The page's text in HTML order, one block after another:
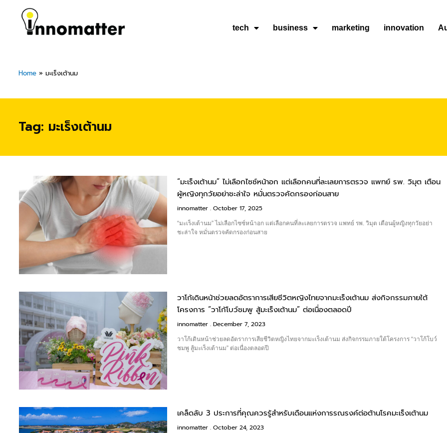
content
tech business marketing innovation
Home» มะเร็งเต้านม
Tag: มะเร็งเต้านม
“มะเร็งเต้านม” ไม่เลือกไซซ์หน้าอก แต่เลือกคนที่ละเลยการตรวจ แพทย์ รพ. วิมุต เตือน
ผู้หญิงทุกวัยอย่าชะล่าใจ หมั่นตรวจคัดกรองก่อนสาย
innomatter October 17, 2025
“มะเร็งเต้านม” ไม่เลือกไซซ์หน้าอก แต่เลือกคนที่ละเลยการตรวจ แพทย์ รพ. วิมุต เตือนผู้หญิงทุกวัยอย่า
ชะล่าใจ หมั่นตรวจคัดกรองก่อนสาย
วาโก้เดินหน้าช่วยลดอัตราการเสียชีวิตหญิงไทยจากมะเร็งเต้านม ส่งกิจกรรมภายใต้
โครงการ “วาโก้โบว์ชมพู สู้มะเร็งเต้านม” ต่อเนื่องตลอดปี
innomatter December 7, 2023
วาโก้เดินหน้าช่วยลดอัตราการเสียชีวิตหญิงไทยจากมะเร็งเต้านม ส่งกิจกรรมภายใต้โครงการ “วาโก้โบว์
ชมพู สู้มะเร็งเต้านม” ต่อเนื่องตลอดปี
เคล็ดลับ 3 ประการที่คุณควรรู้สำหรับเดือนแห่งการรณรงค์ต่อต้านโรคมะเร็งเต้านม
innomatter October 24, 2023